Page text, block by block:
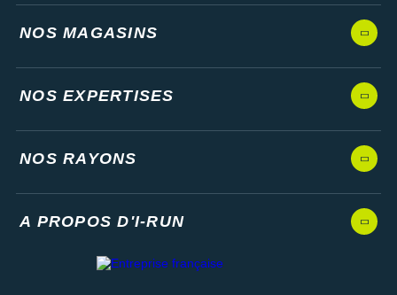
NOS MAGASINS
NOS EXPERTISES
NOS RAYONS
A PROPOS D'I-RUN